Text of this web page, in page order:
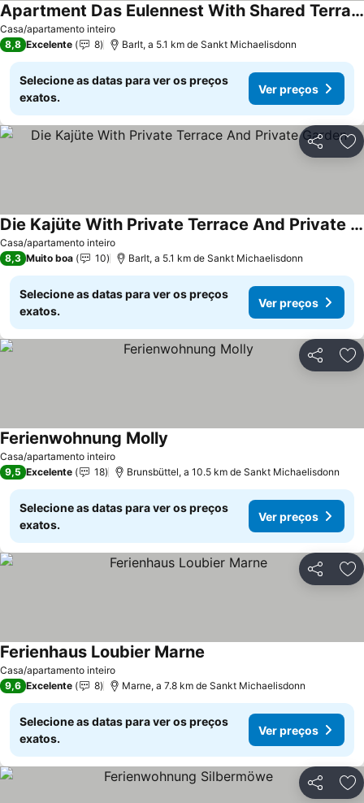
Casa/apartamento inteiro
Apartment Das Eulennest With Shared Terrace And Shared Garden
8,8 Excelente 8 Barlt, a 5.1 km de Sankt Michaelisdonn
Selecione as datas para ver os preços
exatos.
Ver preços
Partilhar
Casa/apartamento inteiro
Die Kajüte With Private Terrace And Private Garden
8,3 Muito boa 10 Barlt, a 5.1 km de Sankt Michaelisdonn
Selecione as datas para ver os preços
exatos.
Ver preços
Partilhar
Casa/apartamento inteiro
Ferienwohnung Molly
9,5 Excelente 18 Brunsbüttel, a 10.5 km de Sankt Michaelisdonn
Selecione as datas para ver os preços
exatos.
Ver preços
Partilhar
Casa/apartamento inteiro
Ferienhaus Loubier Marne
9,6 Excelente 8 Marne, a 7.8 km de Sankt Michaelisdonn
Selecione as datas para ver os preços
exatos.
Ver preços
Partilhar